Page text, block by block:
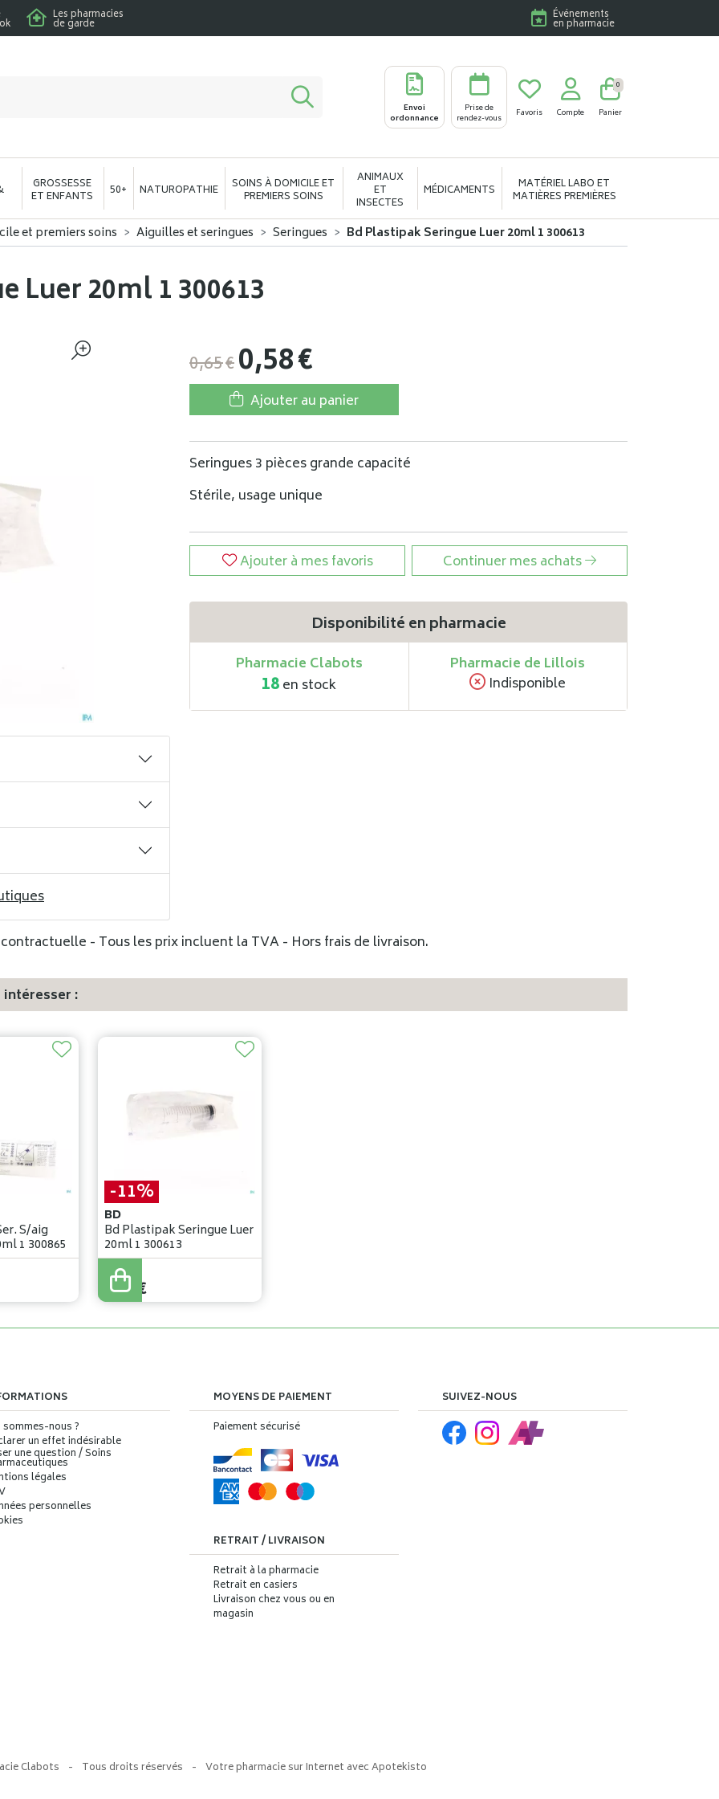
Les pharmacies
de garde
Événements
en pharmacie
Envoi
ordonnance
Prise de
rendez-vous
Favoris Compte Panier
0
GROSSESSE
ET ENFANTS 50+ NATUROPATHIE SOINS À DOMICILE ET
PREMIERS SOINS
ANIMAUX
ET
INSECTES
MÉDICAMENTS MATÉRIEL LABO ET
MATIÈRES PREMIÈRES
et premiers soins Aiguilles et seringues Seringues Bd Plastipak Seringue Luer 20ml 1 300613
Luer 20ml 1 300613
0,65€0,58€
Ajouter au panier
Seringues 3 pièces grande capacité
Stérile, usage unique
Ajouter à mes favoris Continuer mes achats
Disponibilité en pharmacie
Pharmacie Clabots
18en stock
Pharmacie de Lillois
Indisponible
- Tous les prix incluent la TVA - Hors frais de livraison.
:
S/aig
1 300865
-11%
BD
Bd Plastipak Seringue Luer
20ml 1 300613
0,65€
0,58 €
sommes-nous ?
un effet indésirable
une question / Soins
légales
personnelles
MOYENS DE PAIEMENT
Paiement sécurisé
RETRAIT / LIVRAISON
Retrait à la pharmacie
Retrait en casiers
Livraison chez vous ou en
magasin
SUIVEZ-NOUS
Clabots - Tous droits réservés - Votre pharmacie sur Internet avecApotekisto